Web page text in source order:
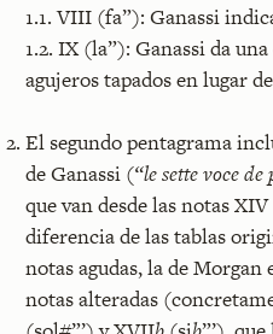
1.1. VIII (fa”): Ganassi
1.2. IX (la”): Ganassi da
agujeros tapados en lugar
El segundo pentagrama
de Ganassi (“le sette voce de
que van desde las notas
diferencia de las tablas
notas agudas, la de Morgan
notas alteradas